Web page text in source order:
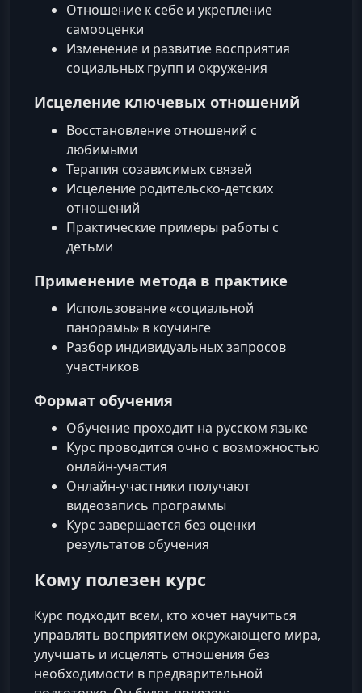
Отношение к себе и укрепление
самооценки
Изменение и развитие восприятия
социальных групп и окружения
Исцеление ключевых отношений
Восстановление отношений с
любимыми
Терапия созависимых связей
Исцеление родительско-детских
отношений
Практические примеры работы с
детьми
Применение метода в практике
Использование «социальной
панорамы» в коучинге
Разбор индивидуальных запросов
участников
Формат обучения
Обучение проходит на русском языке
Курс проводится очно с возможностью
онлайн‑участия
Онлайн‑участники получают
видеозапись программы
Курс завершается без оценки
результатов обучения
Кому полезен курс
Курс подходит всем, кто хочет научиться
управлять восприятием окружающего мира,
улучшать и исцелять отношения без
необходимости в предварительной